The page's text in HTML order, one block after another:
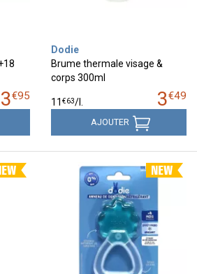
€95
Dodie
Brume thermale visage &
corps 300ml
3€49
11 €63/
AJOUTER